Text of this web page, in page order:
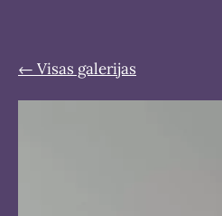
Visas galerijas